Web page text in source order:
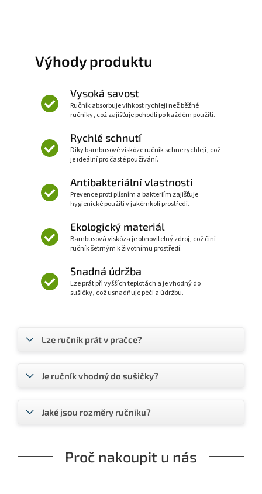
Výhody produktu
Vysoká savost
Ručník absorbuje vlhkost rychleji než běžné
ručníky, což zajišťuje pohodlí po každém použití.
Rychlé schnutí
Díky bambusové viskóze ručník schne rychleji, což
je ideální pro časté používání.
Antibakteriální vlastnosti
Prevence proti plísním a bakteriím zajišťuje
hygienické použití v jakémkoli prostředí.
Ekologický materiál
Bambusová viskóza je obnovitelný zdroj, což činí
ručník šetrným k životnímu prostředí.
Snadná údržba
Lze prát při vyšších teplotách a je vhodný do
sušičky, což usnadňuje péči a údržbu.
Lze ručník prát v pračce?
Je ručník vhodný do sušičky?
Jaké jsou rozměry ručníku?
Proč nakoupit u nás